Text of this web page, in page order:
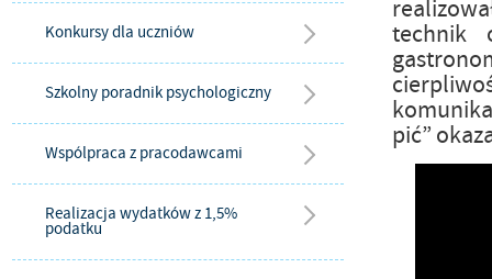
Konkursy dla uczniów
Szkolny poradnik psychologiczny
Wspólpraca z pracodawcami
Realizacja wydatków z 1,5%
podatku
technik
pić”